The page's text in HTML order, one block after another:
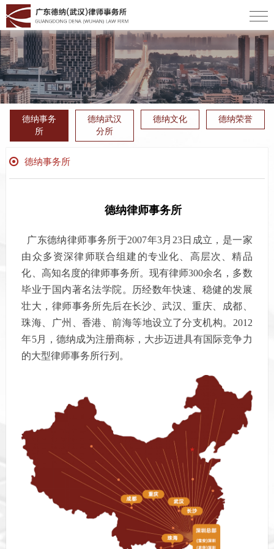
德纳事务
所
德纳武汉
分所
德纳文化 德纳荣誉
德纳事务所
德纳律师事务所
广东德纳律师事务所于2007年3月23日成立，是一家
由众多资深律师联合组建的专业化、高层次、精品
化、高知名度的律师事务所。现有律师300余名，多数
毕业于国内著名法学院。历经数年快速、稳健的发展
壮大，律师事务所先后在长沙、武汉、重庆、成都、
珠海、广州、香港、前海等地设立了分支机构。2012
年5月，德纳成为注册商标，大步迈进具有国际竞争力
的大型律师事务所行列。